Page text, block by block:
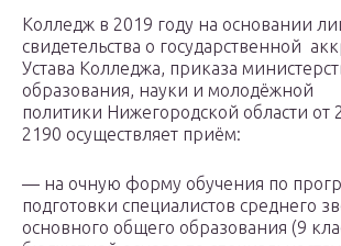
Колледж в 2019 году на основании
свидетельства о государственной
Устава Колледжа, приказа
образования, науки и молодёжной
политики Нижегородской области от
2190 осуществляет приём:
— на очную форму обучения по
подготовки специалистов среднего
основного общего образования (9